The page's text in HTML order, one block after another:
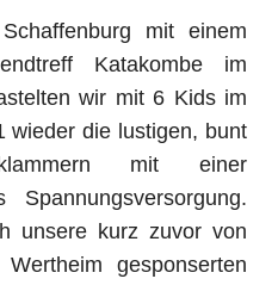
mit einem
Katakombe im
wir mit 6 Kids im
wieder die lustigen, bunt
mit einer
Spannungsversorgung.
unsere kurz zuvor von
gesponserten